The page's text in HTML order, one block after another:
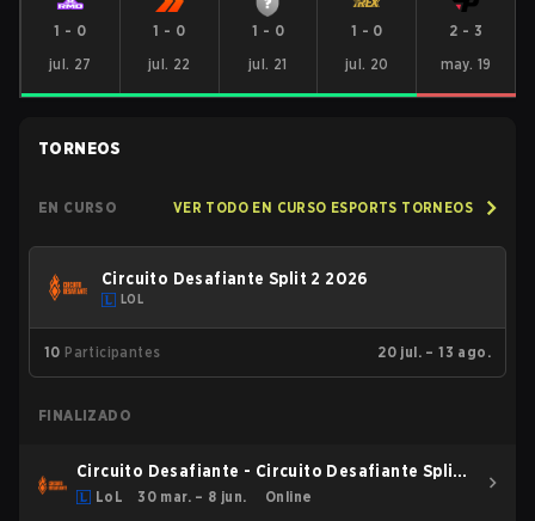
1 - 0
jul. 27
1 - 0
jul. 22
1 - 0
jul. 21
1 - 0
jul. 20
2 - 3
may. 19
TORNEOS
EN CURSO VER TODO EN CURSO ESPORTS TORNEOS
Circuito Desafiante Split 2 2026
LOL
10 Participantes 20 jul. – 13 ago.
FINALIZADO
Circuito Desafiante - Circuito Desafiante Split 1
2026
LoL 30 mar. – 8 jun. Online